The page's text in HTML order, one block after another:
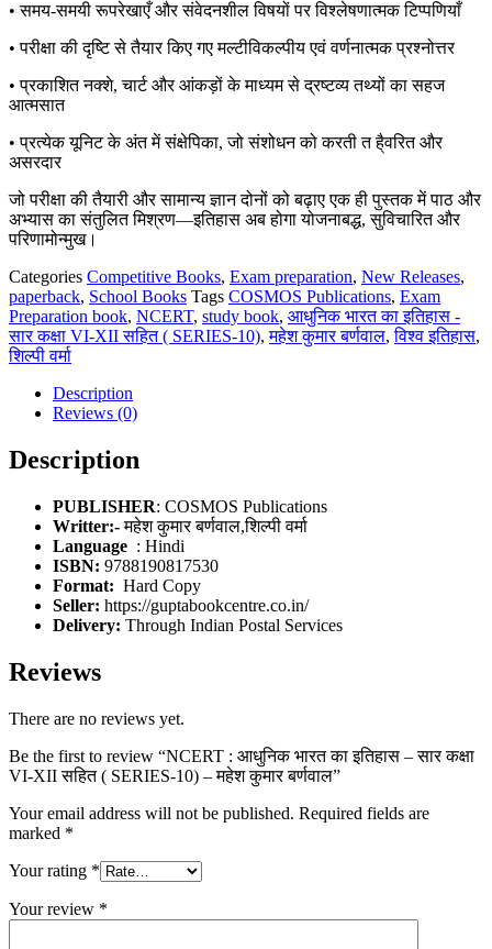
• समय-समयी रूपरेखाएँ और संवेदनशील विषयों पर विश्लेषणात्मक टिप्पणियाँ
• परीक्षा की दृष्टि से तैयार किए गए मल्टीविकल्पीय एवं वर्णनात्मक प्रश्नोत्तर
• प्रकाशित नक्शे, चार्ट और आंकड़ों के माध्यम से द्रष्टव्य तथ्यों का सहज
आत्मसात
• प्रत्येक यूनिट के अंत में संक्षेपिका, जो संशोधन को करती त है्वरित और
असरदार
जो परीक्षा की तैयारी और सामान्य ज्ञान दोनों को बढ़ाए एक ही पुस्तक में पाठ और
अभ्यास का संतुलित मिश्रण—इतिहास अब होगा योजनाबद्ध, सुविचारित और
परिणामोन्मुख।
Categories Competitive Books, Exam preparation, New Releases,
paperback, School Books Tags COSMOS Publications, Exam
Preparation book, NCERT, study book, आधुनिक भारत का इतिहास -
सार कक्षा VI-XII सहित ( SERIES-10),महेश कुमार बर्णवाल,विश्व इतिहास,
शिल्पी वर्मा
Description
Reviews (0)
Description
PUBLISHER: COSMOS Publications
Writter:-महेश कुमार बर्णवाल,शिल्पी वर्मा
: Hindi
ISBN: 9788190817530
Format: Hard Copy
Seller: https://guptabookcentre.co.in/
Delivery: Through Indian Postal Services
Reviews
There are no reviews yet.
Be the first to review “NCERT : आधुनिक भारत का इतिहास – सार कक्षा
VI-XII सहित ( SERIES-10) – महेश कुमार बर्णवाल”
Your email address will not be published. Required fields are
marked *
Your rating *
Your review *